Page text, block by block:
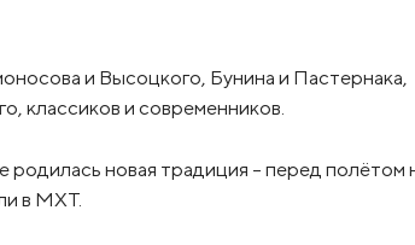
и Высоцкого, Бунина и Пастернака,
классиков и современников.
новая традиция – перед полётом
в МХТ.